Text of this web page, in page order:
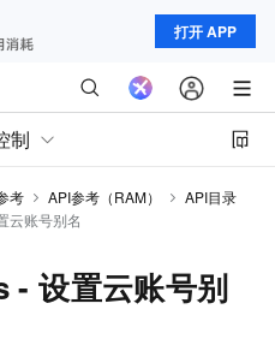
打开 APP
制
考 API参考（RAM）
API目录
云账号别名
设置云账号别